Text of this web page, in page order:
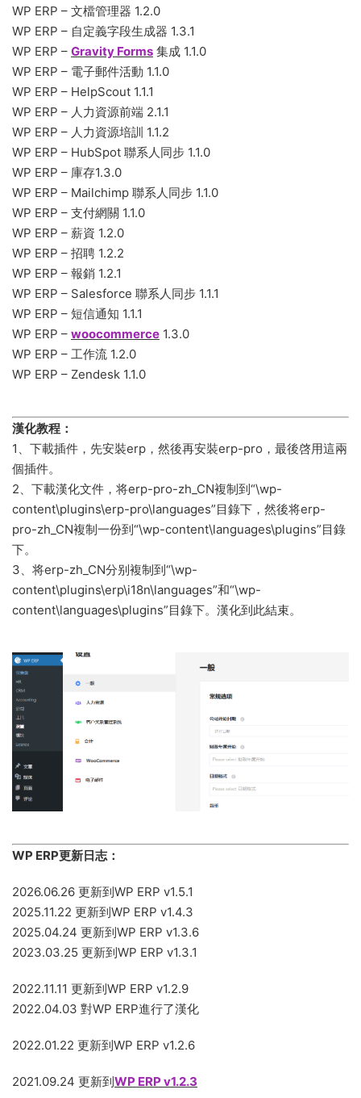
WP ERP – 文檔管理器 1.2.0
WP ERP – 自定義字段生成器 1.3.1
WP ERP – Gravity Forms 集成 1.1.0
WP ERP – 電子郵件活動 1.1.0
WP ERP – HelpScout 1.1.1
WP ERP – 人力資源前端 2.1.1
WP ERP – 人力資源培訓 1.1.2
WP ERP – HubSpot 聯系人同步 1.1.0
WP ERP – 庫存1.3.0
WP ERP – Mailchimp 聯系人同步 1.1.0
WP ERP – 支付網關 1.1.0
WP ERP – 薪資 1.2.0
WP ERP – 招聘 1.2.2
WP ERP – 報銷 1.2.1
WP ERP – Salesforce 聯系人同步 1.1.1
WP ERP – 短信通知 1.1.1
WP ERP – woocommerce 1.3.0
WP ERP – 工作流 1.2.0
WP ERP – Zendesk 1.1.0
漢化教程：
1、下載插件，先安裝erp，然後再安裝erp-pro，最後啓用這兩
個插件。
2、下載漢化文件，将erp-pro-zh_CN複制到“\wp-
content\plugins\erp-pro\languages”目錄下，然後将erp-
pro-zh_CN複制一份到“\wp-content\languages\plugins”目錄
下。
3、将erp-zh_CN分别複制到“\wp-
content\plugins\erp\i18n\languages”和“\wp-
content\languages\plugins”目錄下。漢化到此結束。
WP ERP更新日志：
2026.06.26 更新到WP ERP v1.5.1
2025.11.22 更新到WP ERP v1.4.3
2025.04.24 更新到WP ERP v1.3.6
2023.03.25 更新到WP ERP v1.3.1
2022.11.11 更新到WP ERP v1.2.9
2022.04.03 對WP ERP進行了漢化
2022.01.22 更新到WP ERP v1.2.6
2021.09.24 更新到WP ERP v1.2.3